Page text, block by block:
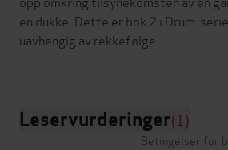
en dukke. Dette er bok 2 i Drum-
uavhengig av rekkefølge.
Leservurderinger(1)
Betingelser for